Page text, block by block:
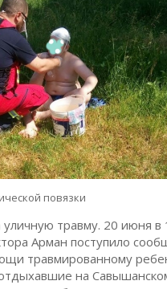
повязки
травму. 20 июня в
Арман поступило
травмированному
на